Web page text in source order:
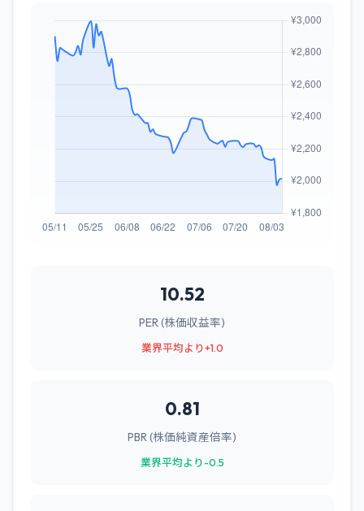
10.52
PER (株価収益率)
業界平均より+1.0
0.81
PBR (株価純資産倍率)
業界平均より-0.5